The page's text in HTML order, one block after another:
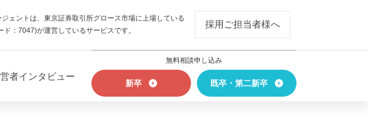
ェントは、東京証券取引所グロース市場に上場している
：7047)が運営しているサービスです。
採用ご担当者様へ
者インタビュー
無料相談申し込み
新卒 既卒・第二新卒